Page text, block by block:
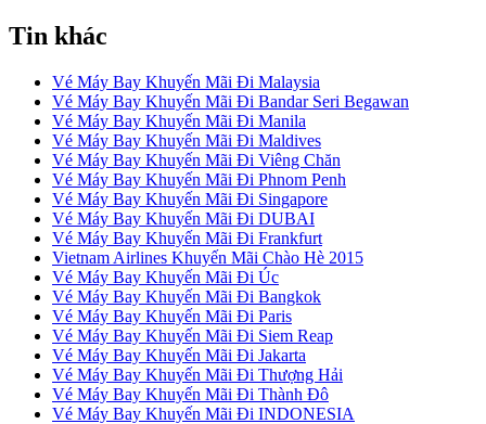
Tin khác
Vé Máy Bay Khuyến Mãi Đi Malaysia
Vé Máy Bay Khuyến Mãi Đi Bandar Seri Begawan
Vé Máy Bay Khuyến Mãi Đi Manila
Vé Máy Bay Khuyến Mãi Đi Maldives
Vé Máy Bay Khuyến Mãi Đi Viêng Chăn
Vé Máy Bay Khuyến Mãi Đi Phnom Penh
Vé Máy Bay Khuyến Mãi Đi Singapore
Vé Máy Bay Khuyến Mãi Đi DUBAI
Vé Máy Bay Khuyến Mãi Đi Frankfurt
Vietnam Airlines Khuyến Mãi Chào Hè 2015
Vé Máy Bay Khuyến Mãi Đi Úc
Vé Máy Bay Khuyến Mãi Đi Bangkok
Vé Máy Bay Khuyến Mãi Đi Paris
Vé Máy Bay Khuyến Mãi Đi Siem Reap
Vé Máy Bay Khuyến Mãi Đi Jakarta
Vé Máy Bay Khuyến Mãi Đi Thượng Hải
Vé Máy Bay Khuyến Mãi Đi Thành Đô
Vé Máy Bay Khuyến Mãi Đi INDONESIA